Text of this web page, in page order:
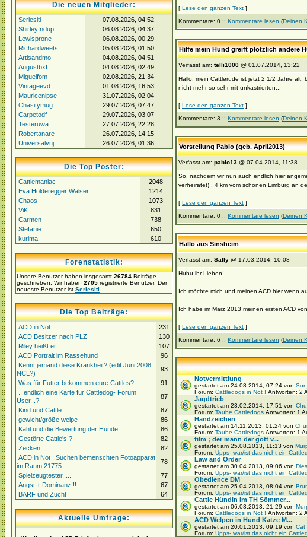
Die neuen Mitglieder:
Seriesiti
07.08.2026, 04:52
ShirleyIndup
06.08.2026, 04:37
Lewisprone
06.08.2026, 00:29
Richardweets
05.08.2026, 01:50
Artisandmo
04.08.2026, 04:51
Augustbxf
04.08.2026, 02:49
Miguelfom
02.08.2026, 21:34
Vintageevd
01.08.2026, 16:53
Mauricenipse
31.07.2026, 02:04
Chasitymug
29.07.2026, 07:47
Carpetodf
29.07.2026, 03:07
Testeruwa
27.07.2026, 22:28
Robertanare
26.07.2026, 14:15
Universalvuj
26.07.2026, 01:36
Die Top Poster:
Cattlemaniac
2048
Eva Holderegger Walser
1214
Chaos
1073
ViK
831
Carmen
738
Stefanie
650
kurima
610
Forenstatistik:
Unsere Benutzer haben insgesamt 26784 Beiträge
geschrieben. Wir haben 2705 registrierte Benutzer. Der
neueste Benutzer ist Seriesiti
Die Top Beiträge:
ACD in Not
231
ACD Besitzer nach PLZ
130
Riley heißt er!
107
ACD Portrait im Rassehund
96
Kennt jemand diese Krankheit? (edit Juni 2008:
NCL?)
93
Was für Futter bekommen eure Cattles?
91
...endlich eine Karte für Cattledog- Forum
User...?
87
Kind und Cattle
87
gewicht/größe welpe
86
Kahl und die Bewertung der Hunde
86
Gestörte Cattle's ?
82
Zecken
82
ACD in Not : Suchen bemenschten Fotoapparat
im Raum 21775
78
Spielzeugtester.....
77
Angst + Dominanz!!!
67
BARF und Zucht
64
Aktuelle Umfrage:
[ Lese den ganzen Text ]
Kommentare: 0 :: Kommentare lesen (Deinen
Hilfe mein Hund greift plötzlich andere
Verfasst am: telli1000 @ 01.07.2014, 13:22
Hallo, mein Cattlerüde ist jetzt 2 1/2 Jahre alt,
nicht mehr so sehr mit unkastrierten...
[ Lese den ganzen Text ]
Kommentare: 3 :: Kommentare lesen (Deinen
Vorstellung Pablo (geb. April2013)
Verfasst am: pablo13 @ 07.04.2014, 11:38
So, nachdem wir nun auch endlich hier
verheiratet) , 4 km vom schönen Limburg an
[ Lese den ganzen Text ]
Kommentare: 0 :: Kommentare lesen (Deinen
Hallo aus Sinsheim
Verfasst am: Sally @ 17.03.2014, 10:08
Huhu ihr Lieben!
Ich möchte mich und meinen ACD hier wenn
Ich habe im März 2013 meinen ersten ACD
[ Lese den ganzen Text ]
Kommentare: 6 :: Kommentare lesen (Deinen
Notvermittlung
gestartet am 24.08.2014, 07:24 von
Forum: Cattledogs in Not ! Antworten: 2
Jagdtrieb
gestartet am 23.02.2014, 17:51 von
Forum: Taube Cattledogs Antworten: 1
Handzeichen
gestartet am 14.11.2013, 01:24 von
Forum: Taube Cattledogs Antworten: 1
film ; der mann der gott v...
gestartet am 25.08.2013, 11:13 von
Forum: Upps- war/ist das nicht ein
Law and Order
gestartet am 30.04.2013, 09:06 von
Forum: Upps- war/ist das nicht ein
Obedience DM
gestartet am 25.04.2013, 08:04 von
Forum: Upps- war/ist das nicht ein
Cattle Hündin im TH Sömmer...
gestartet am 06.03.2013, 21:29 von
Forum: Cattledogs in Not ! Antworten: 2
ACD Welpen in Hund Katze M...
gestartet am 20.01.2013, 09:19 von Cat
Forum: Upps- war/ist das nicht ein